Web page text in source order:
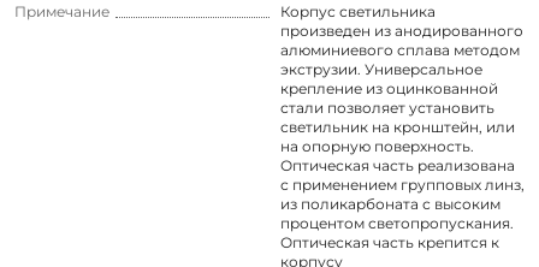
Примечание
Корпус светильника
произведен из анодированного
алюминиевого сплава методом
экструзии. Универсальное
крепление из оцинкованной
стали позволяет установить
светильник на кронштейн, или
на опорную поверхность.
Оптическая часть реализована
с применением групповых линз,
из поликарбоната с высоким
процентом светопропускания.
Оптическая часть крепится к
корпусу